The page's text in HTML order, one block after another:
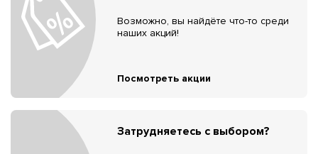
Возможно, вы найдёте что-то среди
наших акций!
Посмотреть акции
Затрудняетесь с выбором?